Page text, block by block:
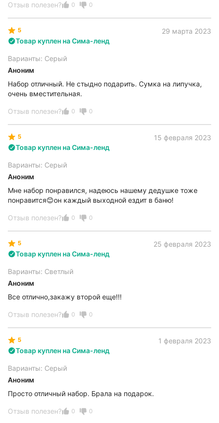
Отзыв полезен? 0 0
5
29 марта 2023
Товар куплен на Сима-ленд
Варианты: Серый
Аноним
Набор отличный. Не стыдно подарить. Сумка на липучка,
очень вместительная.
Отзыв полезен? 0 0
5
15 февраля 2023
Товар куплен на Сима-ленд
Варианты: Серый
Аноним
Мне набор понравился, надеюсь нашему дедушке тоже
понравится😊он каждый выходной ездит в баню!
Отзыв полезен? 0 0
5
25 февраля 2023
Товар куплен на Сима-ленд
Варианты: Светлый
Аноним
Все отлично,закажу второй еще!!!
Отзыв полезен? 0 0
5
1 февраля 2023
Товар куплен на Сима-ленд
Варианты: Серый
Аноним
Просто отличный набор. Брала на подарок.
Отзыв полезен? 0 0